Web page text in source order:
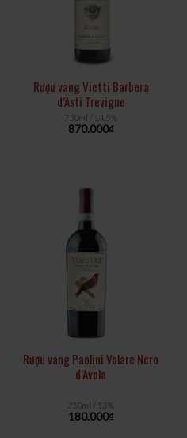
Rượu vang Vietti Barbera
d’Asti Trevigne
750ml / 14,5%
870.000₫
Rượu vang Paolini Volare Nero
d’Avola
750ml / 13%
180.000₫